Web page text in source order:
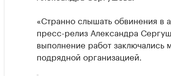
«Странно слышать обвинения
пресс-релиз Александра
выполнение работ
подрядной организацией.